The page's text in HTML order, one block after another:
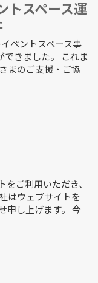
トスペース運
ベントスペース事
きました。 これま
まのご支援・ご協
ご利用いただき、
はウェブサイトを
申し上げます。 今